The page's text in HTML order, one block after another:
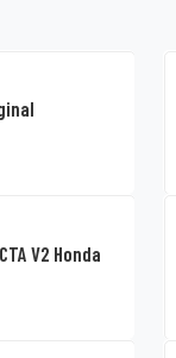
V2 Honda